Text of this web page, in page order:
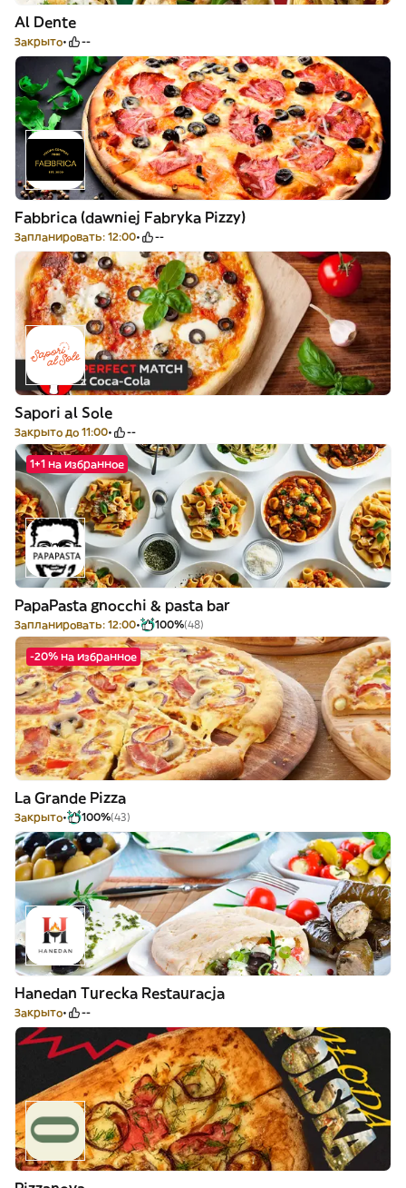
Al Dente
Закрыто --
Fabbrica (dawniej Fabryka Pizzy)
Запланировать: 12:00 --
Sapori аl Sole
Закрыто до 11:00 --
1+1 на избранное
PapaPasta gnocchi & pasta bar
Запланировать: 12:00 100%(48)
-20% на избранное
La Grande Pizza
Закрыто 100%(43)
Hanedan Turecka Restauracja
Закрыто --